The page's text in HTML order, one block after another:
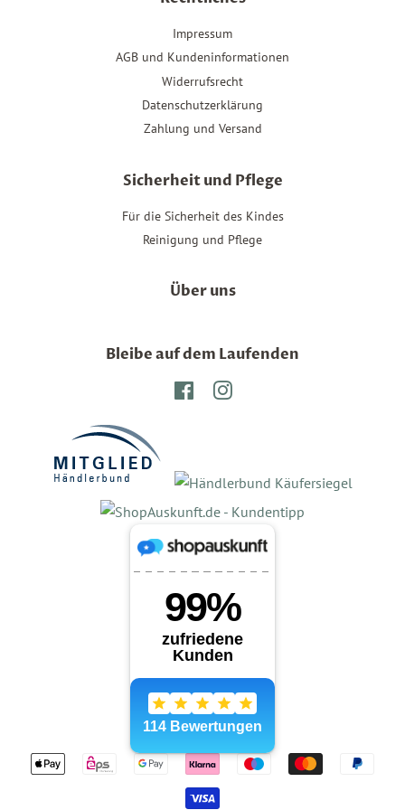
Impressum
AGB und Kundeninformationen
Widerrufsrecht
Datenschutzerklärung
Zahlung und Versand
Sicherheit und Pflege
Für die Sicherheit des Kindes
Reinigung und Pflege
Über uns
Bleibe auf dem Laufenden
FacebookInstagram
Zahlungsarten